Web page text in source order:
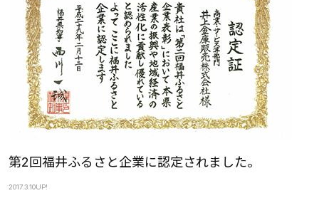
第2回福井ふるさと企業に認定されました。
2017.3.10UP!